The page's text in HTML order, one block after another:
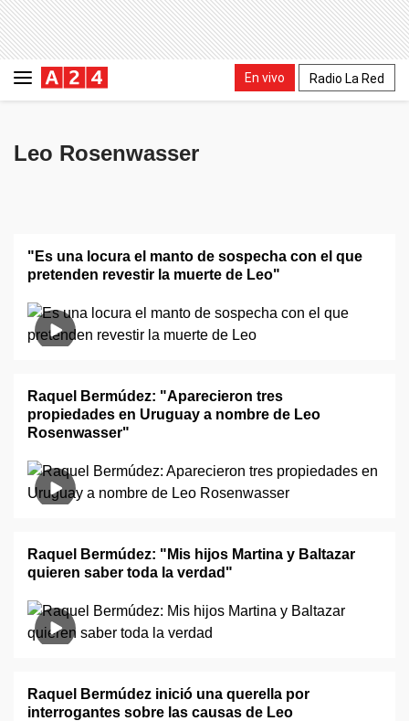
En vivo Radio La Red
Leo Rosenwasser
"Es una locura el manto de sospecha con el que
pretenden revestir la muerte de Leo"
Raquel Bermúdez: "Aparecieron tres
propiedades en Uruguay a nombre de Leo
Rosenwasser"
Raquel Bermúdez: "Mis hijos Martina y Baltazar
quieren saber toda la verdad"
Raquel Bermúdez inició una querella por
interrogantes sobre las causas de Leo